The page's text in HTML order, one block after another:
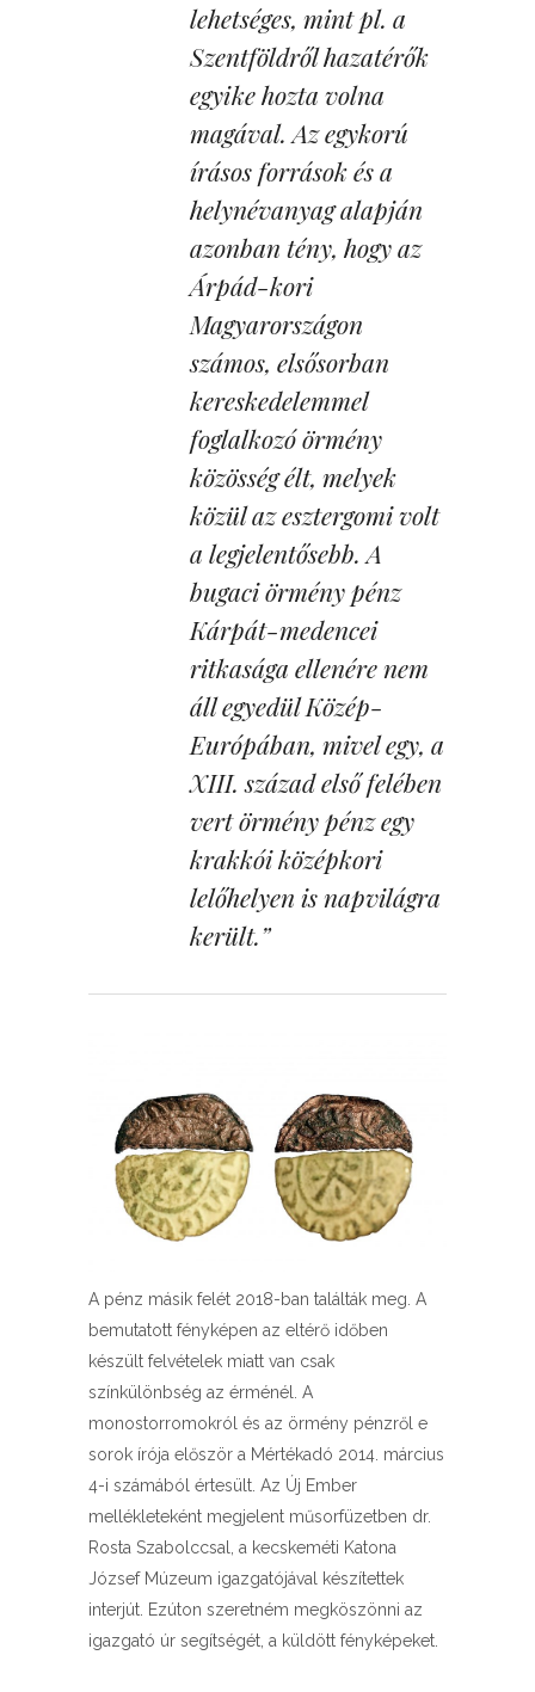
lehetséges, mint pl. a
Szentföldről hazatérők
egyike hozta volna
magával. Az egykorú
írásos források és a
helynévanyag alapján
azonban tény, hogy az
Árpád-kori
Magyarországon
számos, elsősorban
kereskedelemmel
foglalkozó örmény
közösség élt, melyek
közül az esztergomi volt
a legjelentősebb. A
bugaci örmény pénz
Kárpát-medencei
ritkasága ellenére nem
áll egyedül Közép-
Európában, mivel egy, a
XIII. század első felében
vert örmény pénz egy
krakkói középkori
lelőhelyen is napvilágra
került.”
A pénz másik felét 2018-ban találták meg. A
bemutatott fényképen az eltérő időben
készült felvételek miatt van csak
színkülönbség az érménél. A
monostorromokról és az örmény pénzről e
sorok írója először a Mértékadó 2014. március
4-i számából értesült. Az Új Ember
mellékleteként megjelent műsorfüzetben dr.
Rosta Szabolccsal, a kecskeméti Katona
József Múzeum igazgatójával készítettek
interjút. Ezúton szeretném megköszönni az
igazgató úr segítségét, a küldött fényképeket.